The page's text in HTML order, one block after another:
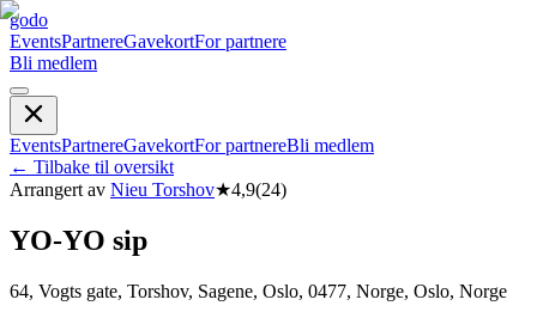
godo
EventsPartnereGavekortFor partnere
Bli medlem
EventsPartnereGavekortFor partnereBli medlem
← Tilbake til oversikt
Arrangert av Nieu Torshov★4,9(24)
YO-YO sip
64, Vogts gate, Torshov, Sagene, Oslo, 0477, Norge, Oslo, Norge